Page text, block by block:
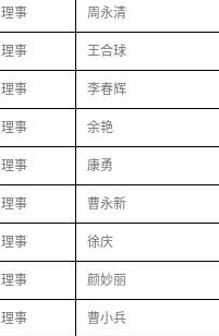
理事 周永清
理事 王合球
理事 李春辉
理事 余艳
理事 康勇
理事 曹永新
理事 徐庆
理事 颜妙丽
理事 曹小兵